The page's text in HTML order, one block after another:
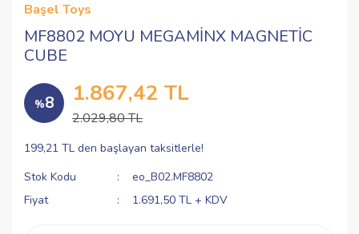
Başel Toys
MF8802 MOYU MEGAMİNX MAGNETİC
CUBE
%8 1.867,42 TL
2.029,80 TL
199,21 TL den başlayan taksitlerle!
Stok Kodu
eo_B02.MF8802
Fiyat
1.691,50 TL + KDV